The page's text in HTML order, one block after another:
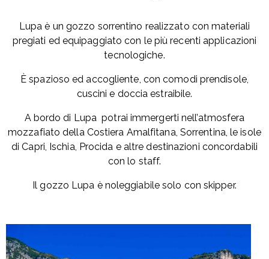
Lupa è un gozzo sorrentino realizzato con materiali
pregiati ed equipaggiato con le più recenti applicazioni
tecnologiche.
È spazioso ed accogliente, con comodi prendisole,
cuscini e doccia estraibile.
A bordo di Lupa potrai immergerti nell’atmosfera
mozzafiato della Costiera Amalfitana, Sorrentina, le isole
di Capri, Ischia, Procida e altre destinazioni concordabili
con lo staff.
Il gozzo Lupa è noleggiabile solo con skipper.